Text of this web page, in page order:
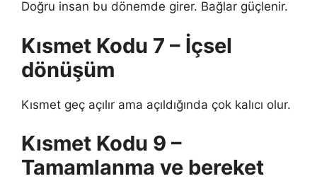
Doğru insan bu dönemde girer. Bağlar güçlenir.
Kısmet Kodu 7 – İçsel
dönüşüm
Kısmet geç açılır ama açıldığında çok kalıcı olur.
Kısmet Kodu 9 –
Tamamlanma ve bereket